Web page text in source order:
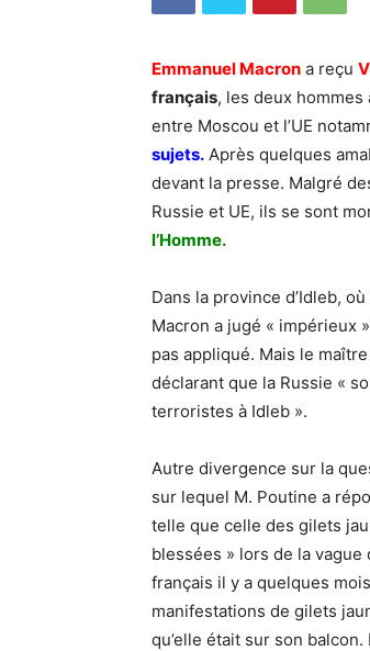
Emmanuel Macron a reçu
français, les deux
entre Moscou et l’UE
sujets. Après quelques
devant la presse. Malgré
Russie et UE, ils se sont
l’Homme.
Dans la province d’Idleb,
Macron a jugé « impérieux
pas appliqué. Mais le
déclarant que la Russie «
terroristes à Idleb ».
Autre divergence sur la
sur lequel M. Poutine a
telle que celle des gilets
blessées » lors de la
français il y a quelques
manifestations de gilets
qu’elle était sur son